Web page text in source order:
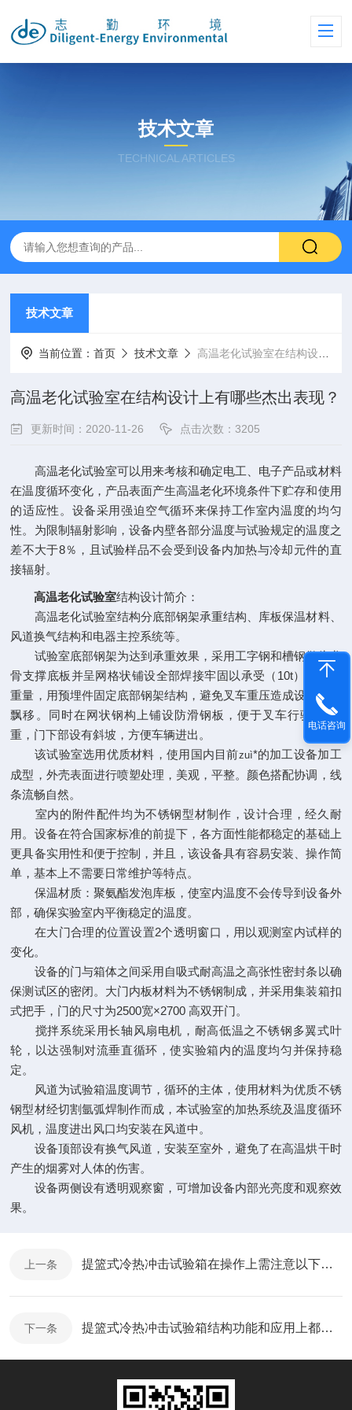
技术文章
TECHNICAL ARTICLES
技术文章
当前位置：首页 技术文章 高温老化试验室在结构设计上有哪些杰出表现？
高温老化试验室在结构设计上有哪些杰出表现？
更新时间：2020-11-26 点击次数：3205
高温老化试验室可以用来考核和确定电工、电子产品或材料
在温度循环变化，产品表面产生高温老化环境条件下贮存和使用
的适应性。设备采用强迫空气循环来保持工作室内温度的均匀
性。为限制辐射影响，设备内壁各部分温度与试验规定的温度之
差不大于8％，且试验样品不会受到设备内加热与冷却元件的直
接辐射。
高温老化试验室结构设计简介：
高温老化试验室结构分底部钢架承重结构、库板保温材料、
风道换气结构和电器主控系统等。
试验室底部钢架为达到承重效果，采用工字钢和槽钢做为龙
骨支撑底板并呈网格状铺设全部焊接牢固以承受（10t）试件的
重量，用预埋件固定底部钢架结构，避免叉车重压造成设备变形
飘移。同时在网状钢构上铺设防滑钢板，便于叉车行驶和 载
重，门下部设有斜坡，方便车辆进出。
该试验室选用优质材料，使用国内目前zuì*的加工设备加工
成型，外壳表面进行喷塑处理，美观，平整。颜色搭配协调，线
条流畅自然。
室内的附件配件均为不锈钢型材制作，设计合理，经久耐
用。设备在符合国家标准的前提下，各方面性能都稳定的基础上
更具备实用性和便于控制，并且，该设备具有容易安装、操作简
单，基本上不需要日常维护等特点。
保温材质：聚氨酯发泡库板，使室内温度不会传导到设备外
部，确保实验室内平衡稳定的温度。
在大门合理的位置设置2个透明窗口，用以观测室内试样的
变化。
设备的门与箱体之间采用自吸式耐高温之高张性密封条以确
保测试区的密闭。大门内板材料为不锈钢制成，并采用集装箱扣
式把手，门的尺寸为2500宽×2700 高双开门。
搅拌系统采用长轴风扇电机，耐高低温之不锈钢多翼式叶
轮，以达强制对流垂直循环，使实验箱内的温度均匀并保持稳
定。
风道为试验箱温度调节，循环的主体，使用材料为优质不锈
钢型材经切割氩弧焊制作而成，本试验室的加热系统及温度循环
风机，温度进出风口均安装在风道中。
设备顶部设有换气风道，安装至室外，避免了在高温烘干时
产生的烟雾对人体的伤害。
设备两侧设有透明观察窗，可增加设备内部光亮度和观察效
果。
上一条 提篮式冷热冲击试验箱在操作上需注意以下五大事项
下一条 提篮式冷热冲击试验箱结构功能和应用上都有什么优势？
电话咨询